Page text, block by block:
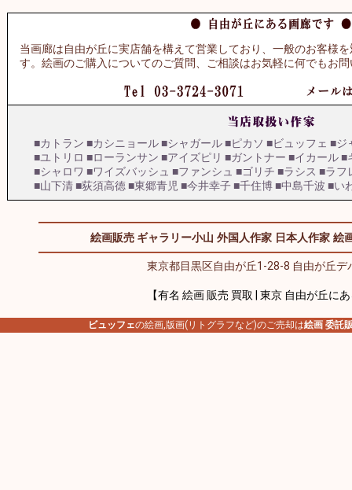
当画廊は自由が丘に実店舗を構えて営業しており、一般のお客様
す。絵画のご購入についてのご質問、ご相談はお気軽に何でもお
■カトラン ■カシニョール■シャガール■ピカソ ■ビュッフェ ■ジ
■ユトリロ ■ローランサン ■アイズピリ ■ガントナー ■イカール■
■シャロワ ■ワイズバッシュ ■ファンシュ ■ゴリチ ■ラシス ■ラフ
■山下清■荻須高徳■東郷青児 ■今井幸子■千住博■中島千波 ■い
絵画販売 ギャラリー小山 外国人作家 日本人作家 絵
東京都目黒区自由が丘1-28-8 自由が丘デ
【有名 絵画 販売 買取 | 東京 自由が丘に
ビュッフェの絵画,版画(リトグラフなど)のご売却は絵画 委託